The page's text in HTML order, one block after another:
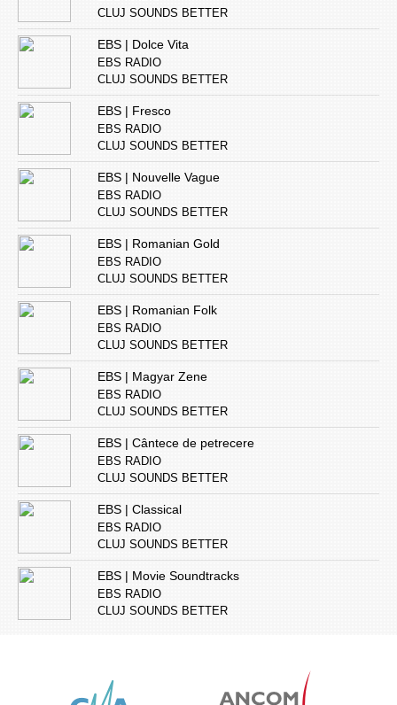
CLUJ SOUNDS BETTER
EBS | Dolce Vita
EBS RADIO
CLUJ SOUNDS BETTER
EBS | Fresco
EBS RADIO
CLUJ SOUNDS BETTER
EBS | Nouvelle Vague
EBS RADIO
CLUJ SOUNDS BETTER
EBS | Romanian Gold
EBS RADIO
CLUJ SOUNDS BETTER
EBS | Romanian Folk
EBS RADIO
CLUJ SOUNDS BETTER
EBS | Magyar Zene
EBS RADIO
CLUJ SOUNDS BETTER
EBS | Cântece de petrecere
EBS RADIO
CLUJ SOUNDS BETTER
EBS | Classical
EBS RADIO
CLUJ SOUNDS BETTER
EBS | Movie Soundtracks
EBS RADIO
CLUJ SOUNDS BETTER